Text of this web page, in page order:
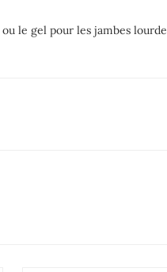
le gel pour les jambes